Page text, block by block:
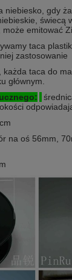
niebiesko, gdy
świecą
emitować
taca
zastosowanie
taca do
głównym.
na oś 56mm,